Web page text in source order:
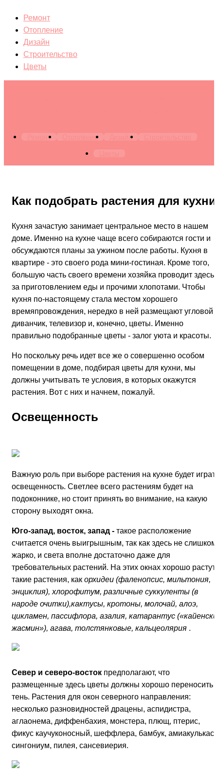
Ремонт
Отопление
Дизайн
Строительство
Цветы
Ремонт Отопление Дизайн
Как подобрать растения для кухни
Кухня зачастую занимает центральное место в нашем
доме. Именно на кухне чаще всего собираются гости и
обсуждаются планы за ужином после работы. Кухня в
квартире - это своего рода мини-гостиная. Кроме того,
большую часть своего времени хозяйка проводит здесь
за приготовлением еды и прочими хлопотами. Чтобы
кухня по-настоящему стала местом хорошего
времяпровождения, нередко в ней размещают угловой
диванчик, телевизор и, конечно, цветы. Именно
правильно подобранные цветы - залог уюта и красоты.
Но поскольку речь идет все же о совершенно особом
помещении в доме, подбирая цветы для кухни, мы
должны учитывать те условия, в которых окажутся
растения. Вот с них и начнем, пожалуй.
Освещенность
Важную роль при выборе растения на кухне будет
освещенность. Светлее всего растениям будет на
подоконнике, но стоит принять во внимание, на какую
сторону выходят окна.
Юго-запад, восток, запад - такое расположение
считается очень выигрышным, так как здесь не слишком
жарко, и света вполне достаточно даже для
требовательных растений. На этих окнах хорошо растут
такие растения, как орхидеи (фаленопсис, мильтония,
энциклия), хлорофитум, различные суккуленты (в
народе очитки),кактусы, кротоны, молочай, алоэ,
цикламен, пассифлора, азалия, катарантус
жасмин»), агава, толстянковые, кальцеолярия .
Север и северо-восток предполагают, что
размещенные здесь цветы должны хорошо переносить
тень. Растения для окон северного направления:
несколько разновидностей драцены, аспидистра,
аглаонема, диффенбахия, монстера, плющ, птерис,
фикус каучуконосный, шеффлера, бамбук, амиакулькас,
сингониум, пилея, сансевиерия.